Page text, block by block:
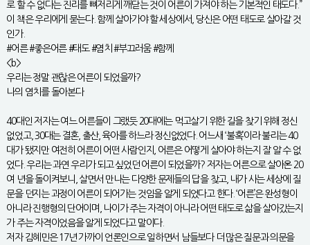
로 할 수 없다는 진리를 뼈저리게 깨닫는 것이 어른이 가져야 하는 기본적인 태도다.”
이 책은 우리에게 묻는다. 함께 살아가야 할 세상에서, 당신은 어떤 태도로 살아갈 것
인가.
#어른 #좋은어른 #태도 #염치 #부끄러움 #함께
<b>
우리는 정말 괜찮은 어른이 되었을까?
나의 염치를 돌아본다
40대인 저자는 여느 어른들이 그랬듯 20대에는 먹고살기 위한 길을 찾기 위해 정신
없었고, 30대는 결혼, 출산, 육아를 하느라 정신없었다. 어느새 ‘불혹’이라 불리는 40
대가 됐지만 여전히 어른이 어떤 사람인지, 어른은 어떻게 살아야 하는지 잘 알 수 없
었다. 우리는 과연 우리가 되고 싶었던 어른이 되었을까? 저자는 어른으로 살아온 20
여 년을 돌이켜보니, 살면서 만나는 다양한 문제들의 답을 찾고, 내가 사는 세상에 질
문을 던지는 과정이 어른이 되어가는 것임을 알게 되었다고 한다. ‘어른’은 완성형이
아니라 진행형의 단어이며, 나이가 주는 자격이 아니라 어떤 태도로 삶을 살아갔는지
가 주는 자격이었음을 알게 되었다고 말이다.
저자 김혜민은 17년 가까이 언론인으로 일하면서 남들보다 더 많은 질문과 의문을